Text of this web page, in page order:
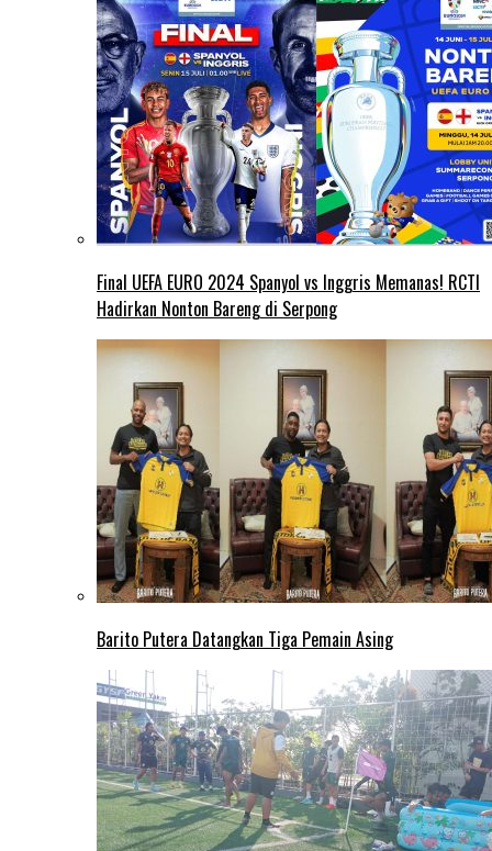
Final UEFA EURO 2024 Spanyol vs Inggris Memanas! RCTI
Hadirkan Nonton Bareng di Serpong
Barito Putera Datangkan Tiga Pemain Asing